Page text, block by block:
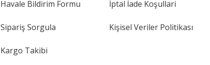
Havale Bildirim Formu
Sipariş Sorgula
Kargo Takibi
İptal İade Koşullari
Kişisel Veriler Politikası